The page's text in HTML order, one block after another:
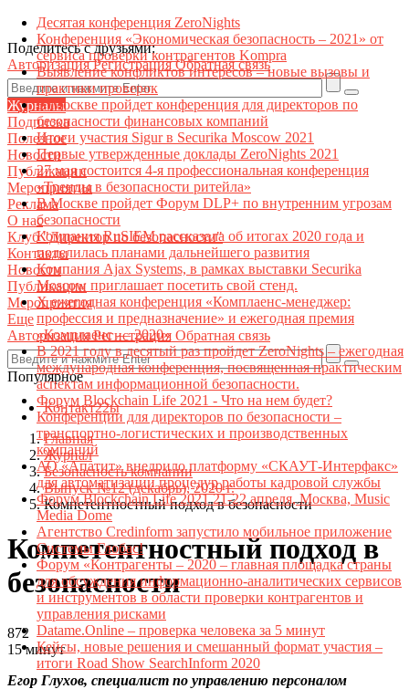
Поделитесь с друзьями:
АвторизацияРегистрацияОбратная связь
Журналы
Подписка
Полезное
Новости
Публикации
Мероприятия
Реклама
О нас
Клуб "Директор по безопасности"
Контакты
Новости
Публикации
Мероприятия
Еще
АвторизацияРегистрация Обратная связь
Популярное
Десятая конференция ZeroNights
Конференция «Экономическая безопасность – 2021» от
сервиса проверки контрагентов Kompra
Выявление конфликтов интересов – новые вызовы и
практики проверок
В Москве пройдет конференция для директоров по
безопасности финансовых компаний
Итоги участия Sigur в Securika Moscow 2021
Первые утвержденные доклады ZeroNights 2021
27 мая состоится 4-я профессиональная конференция
«Тренды в безопасности ритейла»
В Москве пройдет Форум DLP+ по внутренним угрозам
безопасности
Компания RuSIEM рассказала об итогах 2020 года и
поделилась планами дальнейшего развития
Компания Ajax Systems, в рамках выставки Securika
Moscow приглашает посетить свой стенд.
X ежегодная конференция «Комплаенс-менеджер:
профессия и предназначение» и ежегодная премия
«Комплаенс — 2020»
В 2021 году в десятый раз пройдет ZeroNights – ежегодная
международная конференция, посвященная практическим
аспектам информационной безопасности.
Форум Blockchain Life 2021 - Что на нем будет?
Конференции для директоров по безопасности –
транспортно-логистических и производственных
компаний
АО «Апатит» внедрило платформу «СКАУТ-Интерфакс»
для автоматизации процедур работы кадровой службы
Форум Blockchain Life 2021 21-22 апреля, Москва, Music
Media Dome
Агентство Credinform запустило мобильное приложение
Системы Глобас!
Форум «Контрагенты – 2020 – главная площадка страны
для обсуждения информационно-аналитических сервисов
и инструментов в области проверки контрагентов и
управления рисками
Datame.Online – проверка человека за 5 минут
Кейсы, новые решения и смешанный формат участия –
итоги Road Show SearchInform 2020
Контакт22ы
Главная
Журнал
Безопасность компании
Выпуск №12 (декабрь), 2020 г.
Компетентностный подход в безопасности
Компетентностный подход в
безопасности
872
15 минут
Егор Глухов, специалист по управлению персоналом